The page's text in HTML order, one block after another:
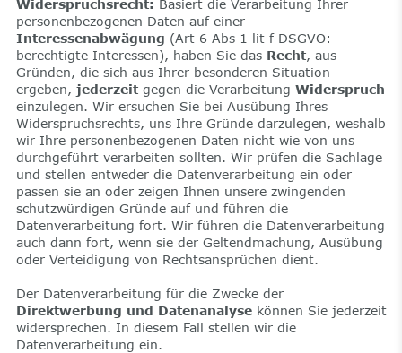
Widerspruchsrecht: Basiert die Verarbeitung Ihrer
personenbezogenen Daten auf einer
Interessenabwägung (Art 6 Abs 1 lit f DSGVO:
berechtigte Interessen), haben Sie das Recht, aus
Gründen, die sich aus Ihrer besonderen Situation
ergeben, jederzeitgegen die Verarbeitung Widerspruch
einzulegen. Wir ersuchen Sie bei Ausübung Ihres
Widerspruchsrechts, uns Ihre Gründe darzulegen, weshalb
wir Ihre personenbezogenen Daten nicht wie von uns
durchgeführt verarbeiten sollten. Wir prüfen die Sachlage
und stellen entweder die Datenverarbeitung ein oder
passen sie an oder zeigen Ihnen unsere zwingenden
schutzwürdigen Gründe auf und führen die
Datenverarbeitung fort. Wir führen die Datenverarbeitung
auch dann fort, wenn sie der Geltendmachung, Ausübung
oder Verteidigung von Rechtsansprüchen dient.
Der Datenverarbeitung für die Zwecke der
Direktwerbung und Datenanalysekönnen Sie jederzeit
widersprechen. In diesem Fall stellen wir die
Datenverarbeitung ein.